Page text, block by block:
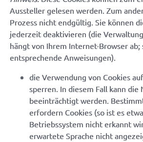
Aussteller gelesen werden. Zum
Prozess nicht endgültig. Sie können
jederzeit deaktivieren (die
hängt von Ihrem Internet-Browser ab;
entsprechende Anweisungen).
die Verwendung von Cookies
sperren. In diesem Fall kann die
beeinträchtigt werden.
erfordern Cookies (so ist es
Betriebssystem nicht erkannt
erwartete Sprache nicht